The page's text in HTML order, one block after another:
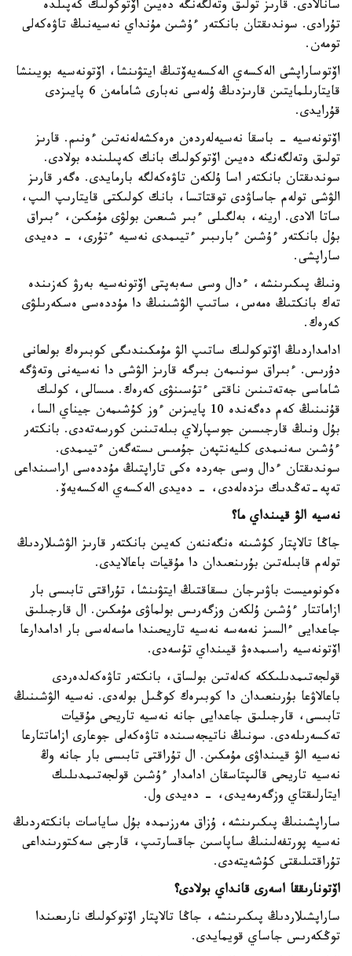
سانالادى. قارىز تولىق وتەلگەنگە دەيىن اۆتوكولىك كەپىلدە
تۇرادى. سوندىقتان بانكتەر ءۇشىن مۇنداي نەسيەنىڭ تاۋەكەلى
تومەن.
اۆتوساراپشى الەكسەي الەكسەيەۆتىڭ ايتۋىنشا، اۆتونەسيە بويىنشا
قايتارىلمايتىن قارىزدىڭ ۇلەسى نەبارى شامامەن 6 پايىزدى
قۇرايدى.
اۆتونەسيە - باسقا نەسيەلەردەن ەرەكشەلەنەتىن ءونىم. قارىز
تولىق وتەلگەنگە دەيىن اۆتوكولىك بانك كەپىلىندە بولادى.
سوندىقتان بانكتەر اسا ۇلكەن تاۋەكەلگە بارمايدى. ەگەر قارىز
الۋشى تولەم جاساۋدى توقتاتسا، بانك كولىكتى قايتارىپ الىپ،
ساتا الادى. ارينە، بەلگىلى ءبىر شىعىن بولۋى مۇمكىن، ءبىراق
بۇل بانكتەر ءۇشىن ءبارىبىر ءتيىمدى نەسيە ءتۇرى، - دەيدى
ساراپشى.
ونىڭ پىكىرىنشە، ءدال وسى سەبەپتى اۆتونەسيە بەرۋ كەزىندە
تەك بانكتىڭ ەمەس، ساتىپ الۋشىنىڭ دا مۇددەسى ەسكەرىلۋى
كەرەك.
ادامداردىڭ اۆتوكولىك ساتىپ الۋ مۇمكىندىگى كوبىرەك بولعانى
دۇرىس. ءبىراق سونىمەن بىرگە قارىز الۋشى دا نەسيەنى وتەۋگە
شاماسى جەتەتىنىن ناقتى ءتۇسىنۋى كەرەك. مىسالى، كولىك
قۇنىنىڭ كەم دەگەندە 10 پايىزىن ءوز كۇشىمەن جيناي السا،
بۇل ونىڭ قارجىسىن جوسپارلاي بىلەتىنىن كورسەتەدى. بانكتەر
ءۇشىن سەنىمدى كليەنتپەن جۇمىس ىستەگەن ءتيىمدى.
سوندىقتان ءدال وسى جەردە ەكى تاراپتىڭ مۇددەسى اراسىنداعى
تەپە-تەڭدىك ىزدەلەدى، - دەيدى الەكسەي الەكسەيەۆ.
نەسيە الۋ قيىنداي ما؟
جاڭا تالاپتار كۇشىنە ەنگەننەن كەيىن بانكتەر قارىز الۋشىلاردىڭ
تولەم قابىلەتىن بۇرىنعىدان دا مۇقيات باعالايدى.
ەكونوميست باۋىرجان ىسقاقتىڭ ايتۋىنشا، تۇراقتى تابىسى بار
ازاماتتار ءۇشىن ۇلكەن وزگەرىس بولماۋى مۇمكىن. ال قارجىلىق
جاعدايى ءالسىز نەمەسە نەسيە تاريحىندا ماسەلەسى بار ادامدارعا
اۆتونەسيە راسىمدەۋ قيىنداي تۇسەدى.
قولجەتىمدىلىككە كەلەتىن بولساق، بانكتەر تاۋەكەلدەردى
باعالاۋعا بۇرىنعىدان دا كوبىرەك كوڭىل بولەدى. نەسيە الۋشىنىڭ
تابىسى، قارجىلىق جاعدايى جانە نەسيە تاريحى مۇقيات
تەكسەرىلەدى. سونىڭ ناتيجەسىندە تاۋەكەلى جوعارى ازاماتتارعا
نەسيە الۋ قيىنداۋى مۇمكىن. ال تۇراقتى تابىسى بار جانە وڭ
نەسيە تاريحى قالىپتاسقان ادامدار ءۇشىن قولجەتىمدىلىك
ايتارلىقتاي وزگەرمەيدى، - دەيدى ول.
ساراپشىنىڭ پىكىرىنشە، ۇزاق مەرزىمدە بۇل ساياسات بانكتەردىڭ
نەسيە پورتفەلىنىڭ ساپاسىن جاقسارتىپ، قارجى سەكتورىنداعى
تۇراقتىلىقتى كۇشەيتەدى.
اۆتونارىققا اسەرى قانداي بولادى؟
ساراپشىلاردىڭ پىكىرىنشە، جاڭا تالاپتار اۆتوكولىك نارىعىندا
توڭكەرىس جاساي قويمايدى.